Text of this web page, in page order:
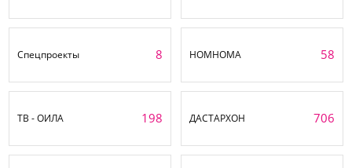
Спецпроекты 8 НОМНОМА 58
ТВ - ОИЛА 198 ДАСТАРХОН 706